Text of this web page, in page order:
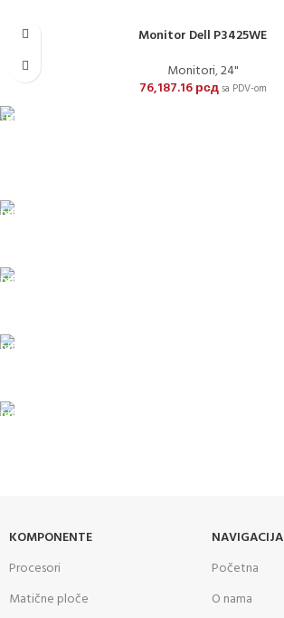
Monitor Dell P3425WE
Monitori,24"
76,187.16рсдsa PDV-om
KOMPONENTE
Procesori
Matične ploče
NAVIGACIJA
Početna
O nama